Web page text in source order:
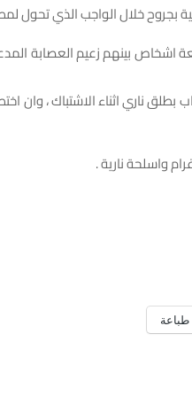
بجروح خلال الواجب الذي تحول
اشخاص بينهم زعيم العصابة
ناري اثناء الاشتباك ، وان
طباعة